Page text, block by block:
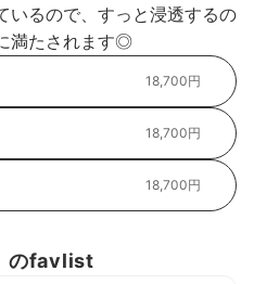
いるので、すっと浸透するの
満たされます◎
18,700円
18,700円
18,700円
のfavlist